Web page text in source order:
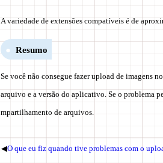
A variedade de extensões compatíveis é de
Resumo
Se você não consegue fazer upload de imagens
arquivo e a versão do aplicativo. Se o problema
mpartilhamento de arquivos.
◀O que eu fiz quando tive problemas com o